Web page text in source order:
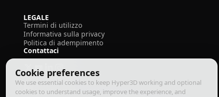
Cookie preferences
We use essential cookies to keep Hyper3D working and optional
cookies to understand usage, improve the experience, and
LEGALE
Termini di utilizzo
Informativa sulla privacy
Politica di adempimento
Contattaci